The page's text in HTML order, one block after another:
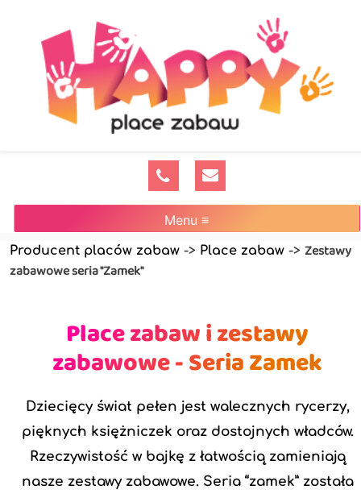
Menu ≡
Producent placów zabaw -> Place zabaw -> Zestawy
zabawowe seria "Zamek"
Place zabaw i zestawy
zabawowe - Seria Zamek
Dziecięcy świat pełen jest walecznych rycerzy,
pięknych księżniczek oraz dostojnych władców.
Rzeczywistość w bajkę z łatwością zamieniają
nasze zestawy zabawowe. Seria “zamek” została